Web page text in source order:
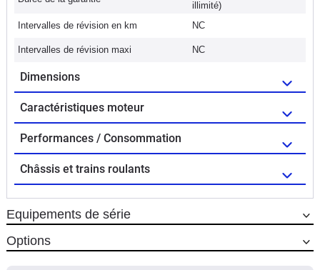
illimité)
Intervalles de révision en km
NC
Intervalles de révision maxi NC
Dimensions
Caractéristiques moteur
Performances / Consommation
Châssis et trains roulants
Equipements de série
Options